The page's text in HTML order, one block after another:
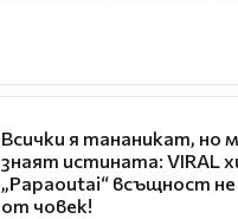
Всички я тананикат, но
знаят истината: VIRAL
„Papaoutai“ всъщност
от човек!